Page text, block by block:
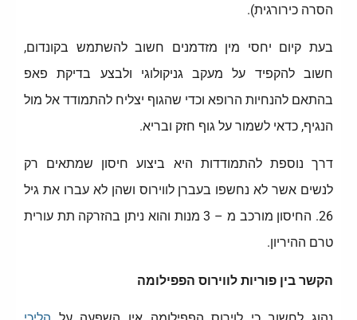
הסרה כירורגית).
בעת קיום יחסי מין מזדמנים חשוב להשתמש בקונדום,
חשוב להקפיד על מעקב גניקולוגי ולבצע בדיקת פאפ
בהתאם להנחיות הרופא וכדי שהגוף יצליח להתמודד אל מול
הנגיף, כדאי לשמור על גוף חזק ובריא.
דרך נוספת להתמודדות היא ביצוע חיסון שמתאים רק
לנשים אשר לא נחשפו בעברן לווירוס ושהן לא עברו את גיל
26. החיסון מורכב מ – 3 מנות והוא ניתן בהזרקה תת עורית
טרם ההיריון.
הקשר בין פוריות לווירוס הפפילומה